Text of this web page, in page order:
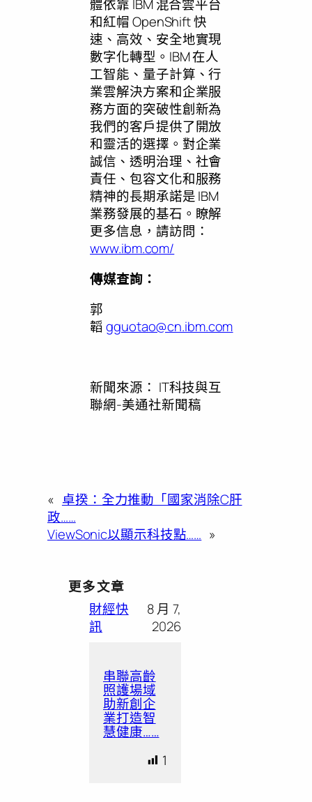
體依靠 IBM 混合雲平台
和紅帽 OpenShift 快
速、高效、安全地實現
數字化轉型。IBM 在人
工智能、量子計算、行
業雲解決方案和企業服
務方面的突破性創新為
我們的客戶提供了開放
和靈活的選擇。對企業
誠信、透明治理、社會
責任、包容文化和服務
精神的長期承諾是 IBM
業務發展的基石。瞭解
更多信息，請訪問：
www.ibm.com/
傳媒查詢：
郭
韜gguotao@cn.ibm.com
新聞來源： IT科技與互
聯網-美通社新聞稿
« 卓揆：全力推動「國家消除C肝
政……
ViewSonic以顯示科技點…… »
更多文章
財經快
訊
8 月 7,
2026
串聯高齡
照護場域
助新創企
業打造智
慧健康……
1